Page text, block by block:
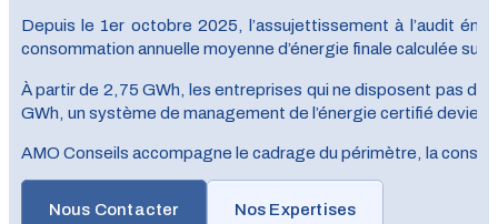
Depuis le 1er octobre 2025, l’assujettissement à l’audit
consommation annuelle moyenne d’énergie finale calculée
À partir de 2,75 GWh, les entreprises qui ne disposent pas
GWh, un système de management de l’énergie certifié
AMO Conseils accompagne le cadrage du périmètre, la
Nous Contacter Nos Expertises